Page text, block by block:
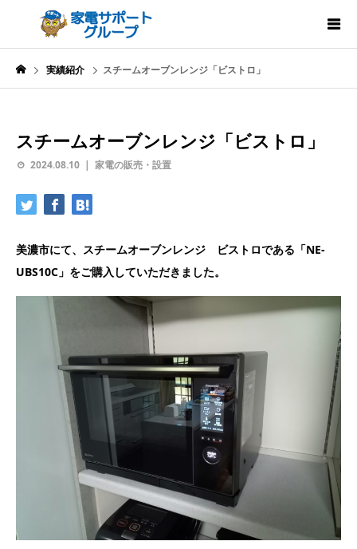
実績紹介 スチームオーブンレンジ「ビストロ」
スチームオーブンレンジ「ビストロ」
2024.08.10 家電の販売・設置
美濃市にて、スチームオーブンレンジ ビストロである「NE-
UBS10C」をご購入していただきました。